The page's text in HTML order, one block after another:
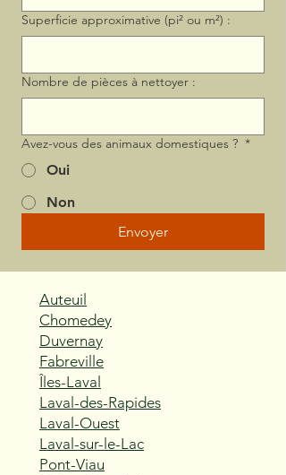
Superficie approximative (pi² ou m²) :
Nombre de pièces à nettoyer :
Avez-vous des animaux domestiques ? *
Oui
Non
Envoyer
Auteuil
Chomedey
Duvernay
Fabreville
Îles-Laval
Laval-des-Rapides
Laval-Ouest
Laval-sur-le-Lac
Pont-Viau